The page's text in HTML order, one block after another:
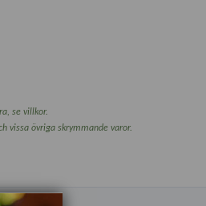
se villkor.
vissa övriga skrymmande varor.